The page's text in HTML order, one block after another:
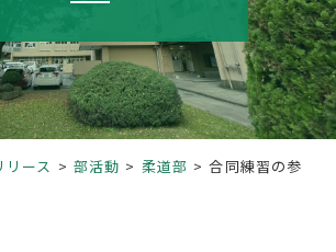
リース 部活動 柔道部
合同練習の参